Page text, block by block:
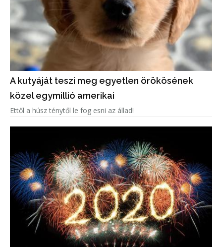
A kutyáját teszi meg egyetlen örökösének
közel egymillió amerikai
Ettől a húsz ténytől le fog esni az állad!